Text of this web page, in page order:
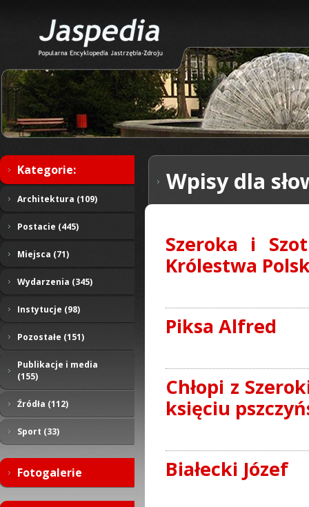
Kategorie:
Architektura (109)
Postacie (445)
Miejsca (71)
Wydarzenia (345)
Instytucje (98)
Pozostałe (151)
Publikacje i media
(155)
Źródła (112)
Sport (33)
Fotogalerie
Wpisy dla
Szeroka i
Królestwa
Piksa Alfred
Chłopi z
księciu
Białecki Józef